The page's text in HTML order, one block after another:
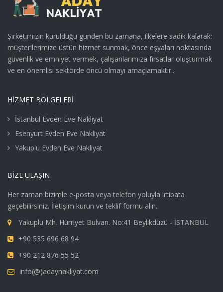
Şirketimizin kurulduğu günden bu zamana, ilkelere sadık kalarak:
müşterilerimize üstün hizmet sunmak, önce eşyaları noktasında
güvenlik ve emniyet vermek, çalışanlarımıza fırsatlar oluşturmak
ve en önemlisi sektörde öncü olmayı amaçlamaktır..
HIZMET BÖLGELERI
İstanbul Evden Eve Nakliyat
Esenyurt Evden Eve Nakliyat
Yakuplu Evden Eve Nakliyat
BIZE ULAŞIN
Her zaman bizimle e-posta veya telefon yoluyla irtibata
geçebilirsiniz. İletişim kurun ve teklif formu alın..
Yakuplu Mh. Hürriyet Bulvarı. No:41 Beylikdüzü - İSTANBUL
+90 535 696 68 94
+90 212 876 55 52
info(@)adaynakliyat.com